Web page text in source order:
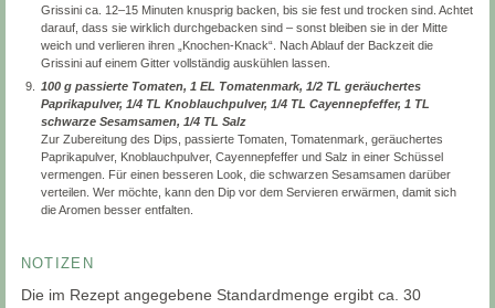
Grissini ca. 12–15 Minuten knusprig backen, bis sie fest und trocken sind. Achtet
darauf, dass sie wirklich durchgebacken sind – sonst bleiben sie in der Mitte
weich und verlieren ihren „Knochen-Knack“. Nach Ablauf der Backzeit die
Grissini auf einem Gitter vollständig auskühlen lassen.
100 g passierte Tomaten, 1 EL Tomatenmark, 1/2 TL geräuchertes
Paprikapulver, 1/4 TL Knoblauchpulver, 1/4 TL Cayennepfeffer, 1 TL
schwarze Sesamsamen, 1/4 TL Salz
Zur Zubereitung des Dips, passierte Tomaten, Tomatenmark, geräuchertes
Paprikapulver, Knoblauchpulver, Cayennepfeffer und Salz in einer Schüssel
vermengen. Für einen besseren Look, die schwarzen Sesamsamen darüber
verteilen. Wer möchte, kann den Dip vor dem Servieren erwärmen, damit sich
die Aromen besser entfalten.
NOTIZEN
Die im Rezept angegebene Standardmenge ergibt ca. 30